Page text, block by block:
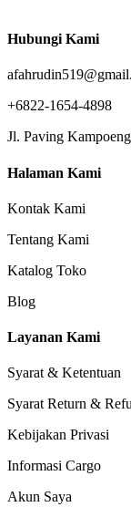
Hubungi Kami
+6822-1654-4898
Jl. Paving
Halaman Kami
Kontak Kami
Tentang Kami
Katalog Toko
Blog
Layanan Kami
Syarat & Ketentuan
Syarat Return &
Kebijakan Privasi
Informasi Cargo
Akun Saya